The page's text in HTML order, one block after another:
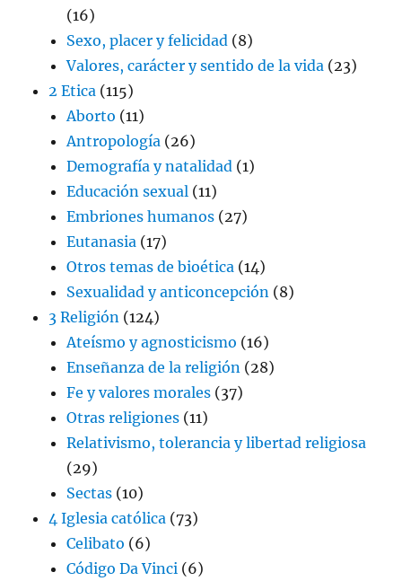
(16)
Sexo, placer y felicidad (8)
Valores, carácter y sentido de la vida (23)
2 Etica (115)
Aborto (11)
Antropología (26)
Demografía y natalidad (1)
Educación sexual (11)
Embriones humanos (27)
Eutanasia (17)
Otros temas de bioética (14)
Sexualidad y anticoncepción (8)
3 Religión (124)
Ateísmo y agnosticismo (16)
Enseñanza de la religión (28)
Fe y valores morales (37)
Otras religiones (11)
Relativismo, tolerancia y libertad religiosa
(29)
Sectas (10)
4 Iglesia católica (73)
Celibato (6)
Código Da Vinci (6)